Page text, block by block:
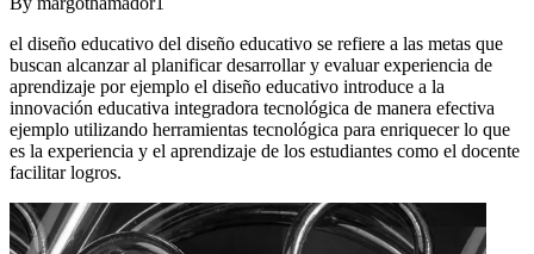
el diseño educativo del diseño educativo se refiere a las metas que
buscan alcanzar al planificar desarrollar y evaluar experiencia de
aprendizaje por ejemplo el diseño educativo introduce a la
innovación educativa integradora tecnológica de manera efectiva
ejemplo utilizando herramientas tecnológica para enriquecer lo que
es la experiencia y el aprendizaje de los estudiantes como el docente
facilitar logros.